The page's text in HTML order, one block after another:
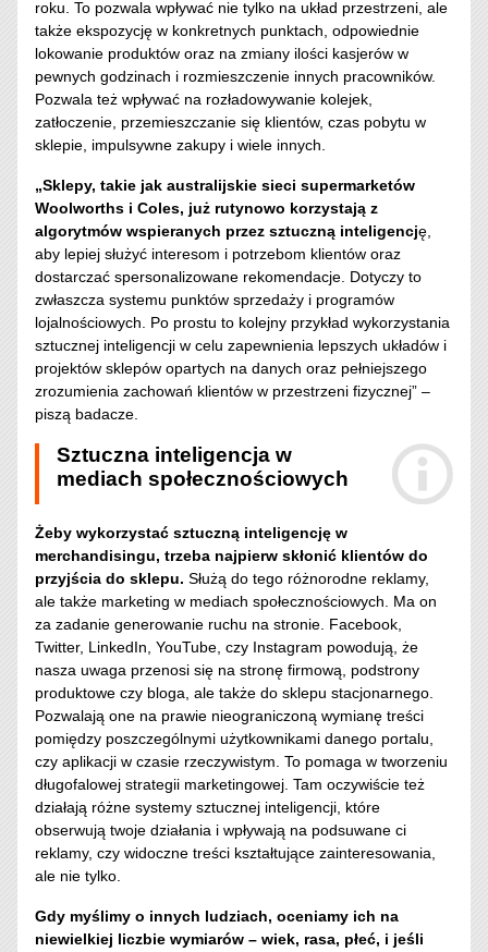
roku. To pozwala wpływać nie tylko na układ przestrzeni, ale
także ekspozycję w konkretnych punktach, odpowiednie
lokowanie produktów oraz na zmiany ilości kasjerów w
pewnych godzinach i rozmieszczenie innych pracowników.
Pozwala też wpływać na rozładowywanie kolejek,
zatłoczenie, przemieszczanie się klientów, czas pobytu w
sklepie, impulsywne zakupy i wiele innych.
„Sklepy, takie jak australijskie sieci supermarketów
Woolworths i Coles, już rutynowo korzystają z
algorytmów wspieranych przez sztuczną inteligencję,
aby lepiej służyć interesom i potrzebom klientów oraz
dostarczać spersonalizowane rekomendacje. Dotyczy to
zwłaszcza systemu punktów sprzedaży i programów
lojalnościowych. Po prostu to kolejny przykład wykorzystania
sztucznej inteligencji w celu zapewnienia lepszych układów i
projektów sklepów opartych na danych oraz pełniejszego
zrozumienia zachowań klientów w przestrzeni fizycznej” –
piszą badacze.
Sztuczna inteligencja w
mediach społecznościowych
Żeby wykorzystać sztuczną inteligencję w
merchandisingu, trzeba najpierw skłonić klientów do
przyjścia do sklepu. Służą do tego różnorodne reklamy,
ale także marketing w mediach społecznościowych. Ma on
za zadanie generowanie ruchu na stronie. Facebook,
Twitter, LinkedIn, YouTube, czy Instagram powodują, że
nasza uwaga przenosi się na stronę firmową, podstrony
produktowe czy bloga, ale także do sklepu stacjonarnego.
Pozwalają one na prawie nieograniczoną wymianę treści
pomiędzy poszczególnymi użytkownikami danego portalu,
czy aplikacji w czasie rzeczywistym. To pomaga w tworzeniu
długofalowej strategii marketingowej. Tam oczywiście też
działają różne systemy sztucznej inteligencji, które
obserwują twoje działania i wpływają na podsuwane ci
reklamy, czy widoczne treści kształtujące zainteresowania,
ale nie tylko.
Gdy myślimy o innych ludziach, oceniamy ich na
niewielkiej liczbie wymiarów – wiek, rasa, płeć, i jeśli